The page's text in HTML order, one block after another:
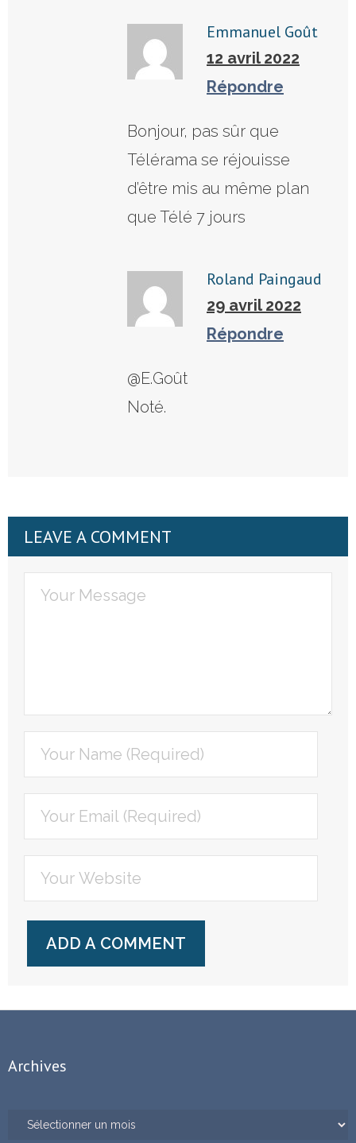
Emmanuel Goût
12 avril 2022
Répondre
Bonjour, pas sûr que
Télérama se réjouisse
d’être mis au même plan
que Télé 7 jours
Roland Paingaud
29 avril 2022
Répondre
@E.Goût
Noté.
LEAVE A COMMENT
Archives